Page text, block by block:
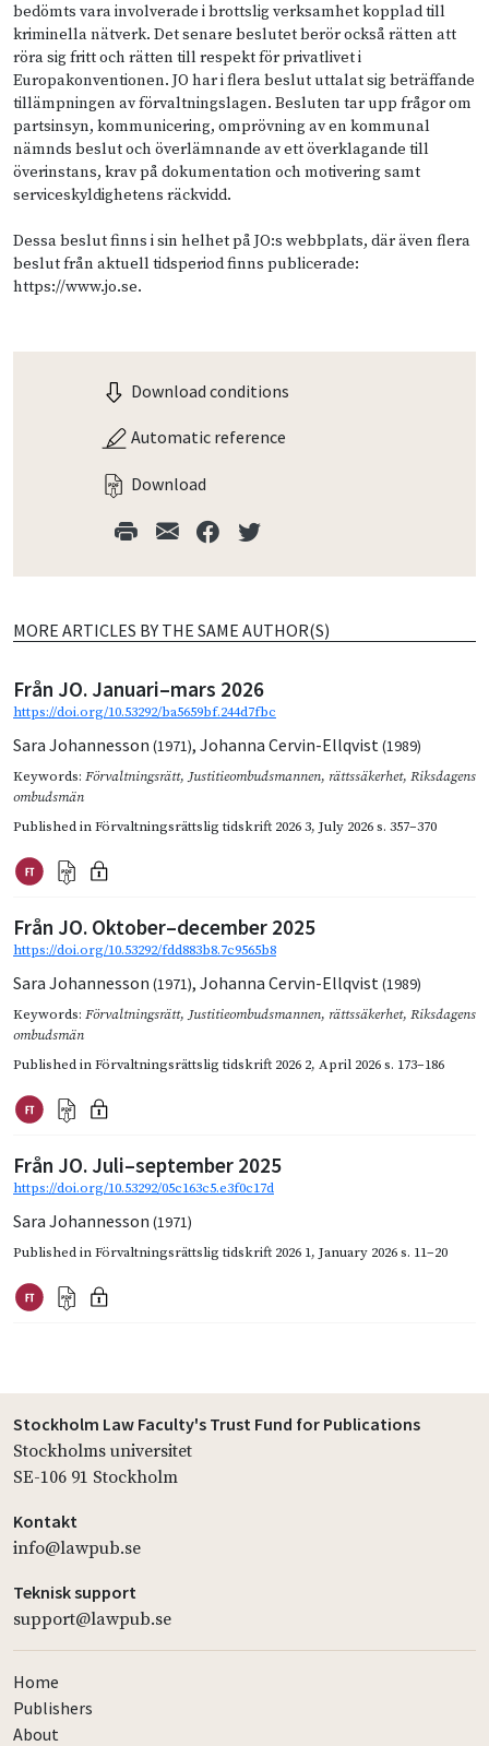
bedömts vara involverade i brottslig verksamhet kopplad till
kriminella nätverk. Det senare beslutet berör också rätten att
röra sig fritt och rätten till respekt för privatlivet i
Europakonventionen. JO har i flera beslut uttalat sig beträffande
tillämpningen av förvaltningslagen. Besluten tar upp frågor om
partsinsyn, kommunicering, omprövning av en kommunal
nämnds beslut och överlämnande av ett överklagande till
överinstans, krav på dokumentation och motivering samt
serviceskyldighetens räckvidd.
Dessa beslut finns i sin helhet på JO:s webbplats, där även flera
beslut från aktuell tidsperiod finns publicerade:
https://www.jo.se.
Download conditions
Automatic reference
Download
MORE ARTICLES BY THE SAME AUTHOR(S)
Från JO. Januari–mars 2026
https://doi.org/10.53292/ba5659bf.244d7fbc
Sara Johannesson (1971), Johanna Cervin-Ellqvist(1989)
Keywords: Förvaltningsrätt,Justitieombudsmannen, rättssäkerhet, Riksdagens
ombudsmän
Published inFörvaltningsrättslig tidskrift 2026 3, July 2026s. 357–370
Från JO. Oktober–december 2025
https://doi.org/10.53292/fdd883b8.7c9565b8
Sara Johannesson (1971), Johanna Cervin-Ellqvist(1989)
Keywords: Förvaltningsrätt,Justitieombudsmannen, rättssäkerhet, Riksdagens
ombudsmän
Published inFörvaltningsrättslig tidskrift 2026 2, April 2026s. 173–186
Från JO. Juli–september 2025
https://doi.org/10.53292/05c163c5.e3f0c17d
Sara Johannesson (1971)
Published inFörvaltningsrättslig tidskrift 2026 1, January 2026s. 11–20
Stockholm Law Faculty's Trust Fund for Publications
Stockholms universitet
SE-106 91 Stockholm
Kontakt
info@lawpub.se
Teknisk support
support@lawpub.se
Home
Publishers
About